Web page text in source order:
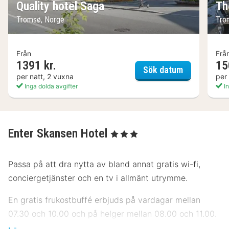
Quality hotel Saga
Tromsø, Norge
Från
1391 kr.
per natt, 2 vuxna
Inga dolda avgifter
Sök datumQuality
per
Enter Skansen Hotel , 3 Stjärnor
Passa på att dra nytta av bland annat gratis wi-fi,
conciergetjänster och en tv i allmänt utrymme.
En gratis frukostbuffé erbjuds på vardagar mellan
07.30 och 10.00 och på helger mellan 08.00 och 11.00.